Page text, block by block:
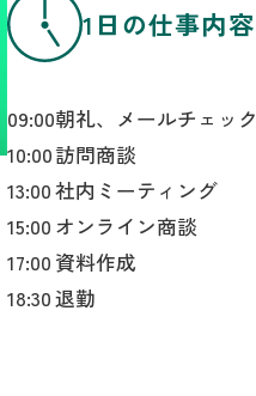
1日の仕事内容
09:00朝礼、メールチェック
10:00訪問商談
13:00社内ミーティング
15:00 オンライン商談
17:00 資料作成
18:30退勤